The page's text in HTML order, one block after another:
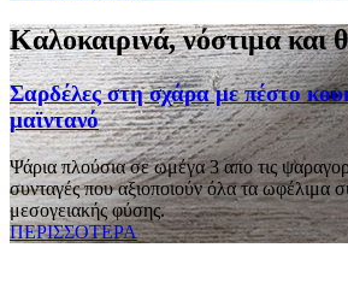
Καλοκαιρινά, νόστιμα και
Σαρδέλες στη σχάρα με πέστο
μαϊντανό
Ψάρια πλούσια σε ωμέγα 3 απο τις
συνταγές που αξιοποιούν όλα τα ωφέλιμα
μεσογειακής φύσης.
ΠΕΡΙΣΣΟΤΕΡΑ